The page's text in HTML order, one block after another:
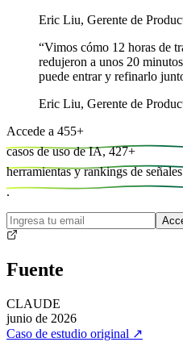
Eric Liu, Gerente de
“Vimos cómo 12 horas de
redujeron a unos 20
puede entrar y refinarlo
Eric Liu, Gerente de
Accede a 455+
casos de uso de IA, 427+
herramientas y rankings de
.
Fuente
CLAUDE
junio de 2026
Caso de estudio original ↗